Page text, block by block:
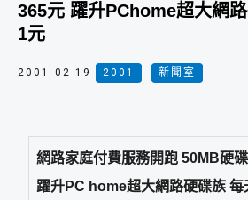
365元 躍升PChome超大網
1元
2001-02-19 2001 新聞室
網路家庭付費服務開跑 50MB硬
躍升PC home超大網路硬碟族 每